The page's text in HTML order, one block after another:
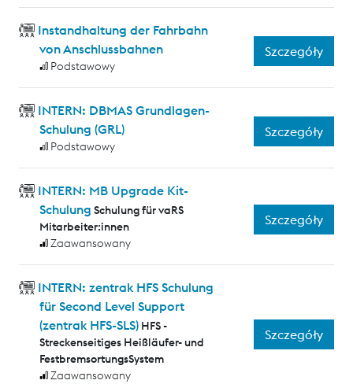
Instandhaltung der Fahrbahn
von Anschlussbahnen
Podstawowy
Szczegóły
INTERN: DBMAS Grundlagen-
Schulung (GRL)
Podstawowy
Szczegóły
INTERN: MB Upgrade Kit-
Schulung Schulung für vaRS
Mitarbeiter:innen
Zaawansowany
Szczegóły
INTERN: zentrak HFS Schulung
für Second Level Support
(zentrak HFS-SLS) HFS -
Streckenseitiges Heißläufer- und
FestbremsortungsSystem
Zaawansowany
Szczegóły